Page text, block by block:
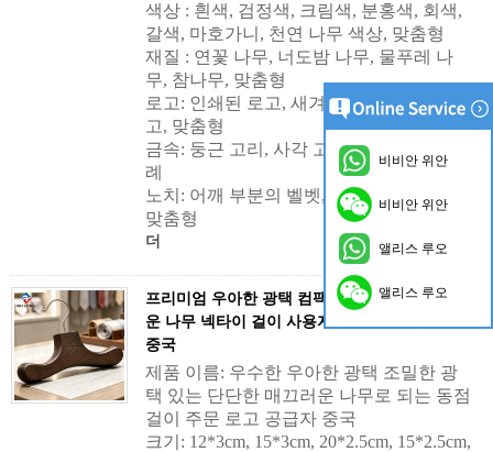
색상 : 흰색, 검정색, 크림색, 분홍색, 회색,
갈색, 마호가니, 천연 나무 색상, 맞춤형
재질 : 연꽃 나무, 너도밤 나무, 물푸레 나
무, 참나무, 맞춤형
로고: 인쇄된 로고, 새겨진 로고, 금속판 로
고, 맞춤형
금속: 둥근 고리, 사각 고리, 금속 클립, 관
례
노치: 어깨 부분의 벨벳, 미끄럼 방지 고무,
맞춤형
더
프리미엄 우아한 광택 컴팩트 광택 단단한 부드러
운 나무 넥타이 걸이 사용자 정의 로고 공급 업체
중국
제품 이름: 우수한 우아한 광택 조밀한 광
택 있는 단단한 매끄러운 나무로 되는 동점
걸이 주문 로고 공급자 중국
크기: 12*3cm, 15*3cm, 20*2.5cm, 15*2.5cm,
비비안 위안
비비안 위안
앨리스 루오
앨리스 루오